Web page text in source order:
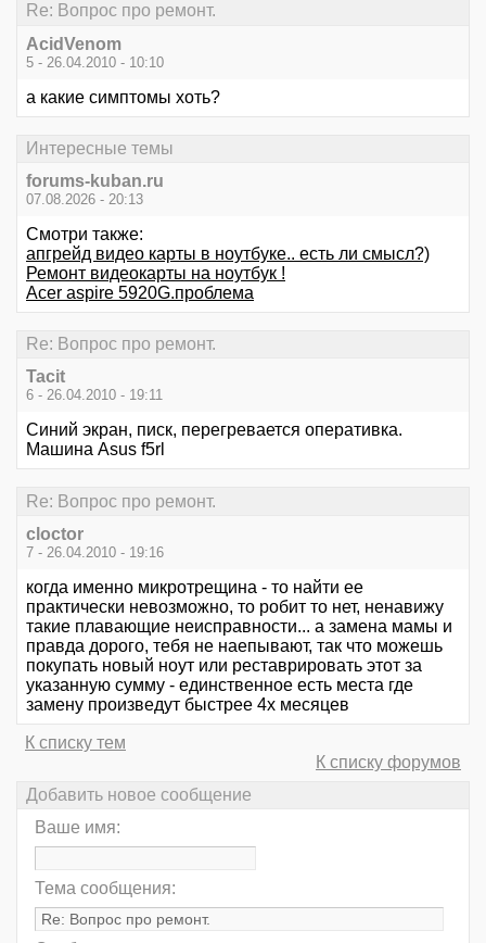
Re: Вопрос про ремонт.
AcidVenom
5 - 26.04.2010 - 10:10
а какие симптомы хоть?
Интересные темы
forums-kuban.ru
07.08.2026 - 20:13
Смотри также:
апгрейд видео карты в ноутбуке.. есть ли смысл?)
Ремонт видеокарты на ноутбук !
Acer aspire 5920G.проблема
Re: Вопрос про ремонт.
Tacit
6 - 26.04.2010 - 19:11
Синий экран, писк, перегревается оперативка.
Машина Аsus f5rl
Re: Вопрос про ремонт.
cloctor
7 - 26.04.2010 - 19:16
когда именно микротрещина - то найти ее
практически невозможно, то робит то нет, ненавижу
такие плавающие неисправности... а замена мамы и
правда дорого, тебя не наепывают, так что можешь
покупать новый ноут или реставрировать этот за
указанную сумму - единственное есть места где
замену произведут быстрее 4х месяцев
К списку тем
К списку форумов
Добавить новое сообщение
Ваше имя:
Тема сообщения: